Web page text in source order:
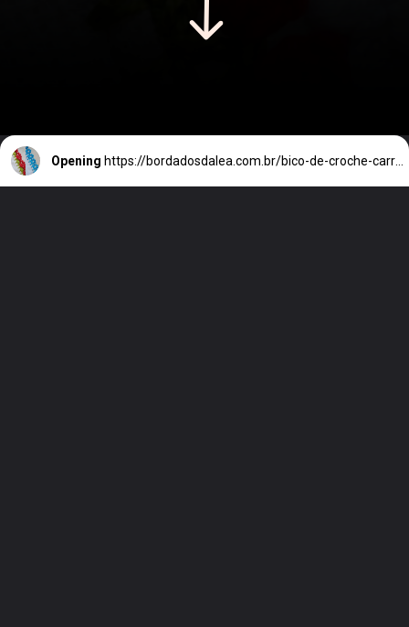
Opening https://bordadosdalea.com.br/bico-de-croche-carreira-unica-grande-para-pecas-lindas/